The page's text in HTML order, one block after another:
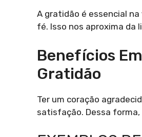
A gratidão é essencial
fé. Isso nos aproxima da
Benefícios
Gratidão
Ter um coração
satisfação. Dessa